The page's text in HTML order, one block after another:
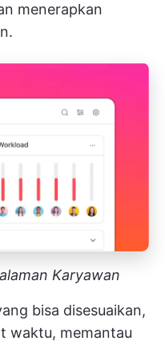
menerapkan
Karyawan
bisa disesuaikan,
waktu, memantau